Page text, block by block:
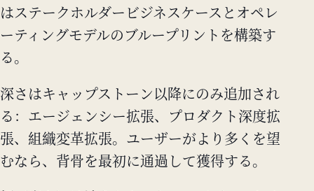
はステークホルダービジネスケースとオペレ
ーティングモデルのブループリントを構築す
る。
深さはキャップストーン以降にのみ追加され
る：エージェンシー拡張、プロダクト深度拡
張、組織変革拡張。ユーザーがより多くを望
むなら、背骨を最初に通過して獲得する。